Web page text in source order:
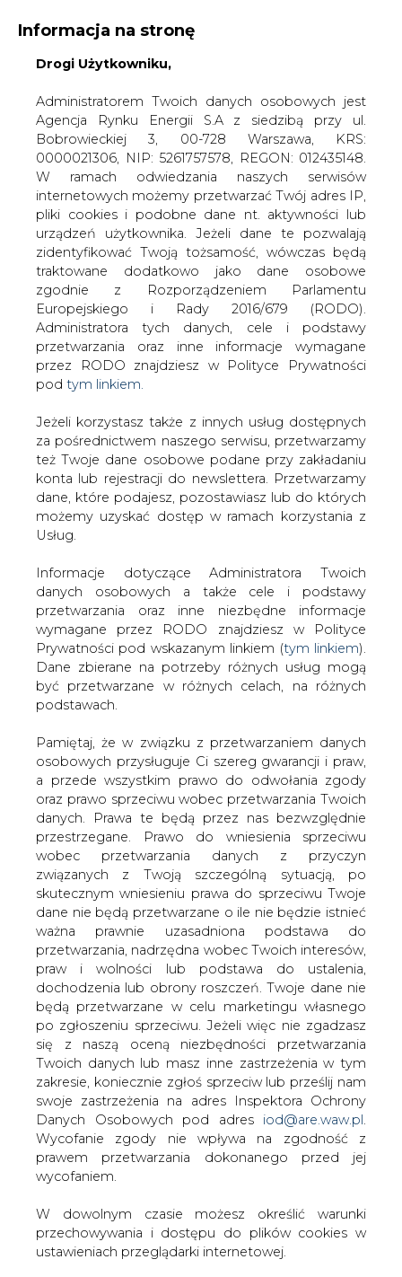
KONTAKT:
WYDAWCA PORTALU:
WYSOKI KONTRAST WIELKOŚĆ TEKSTU A A
ZALOGUJ SIĘ
WŁĄCZ CIRE.TV
Informacja na stronę
Drogi Użytkowniku,
Administratorem Twoich danych osobowych jest
Agencja Rynku Energii S.A z siedzibą przy ul.
Bobrowieckiej 3, 00-728 Warszawa, KRS:
0000021306, NIP: 5261757578, REGON: 012435148.
W ramach odwiedzania naszych serwisów
internetowych możemy przetwarzać Twój adres IP,
pliki cookies i podobne dane nt. aktywności lub
urządzeń użytkownika. Jeżeli dane te pozwalają
zidentyfikować Twoją tożsamość, wówczas będą
traktowane dodatkowo jako dane osobowe
zgodnie z Rozporządzeniem Parlamentu
Europejskiego i Rady 2016/679 (RODO).
Administratora tych danych, cele i podstawy
przetwarzania oraz inne informacje wymagane
przez RODO znajdziesz w Polityce Prywatności
pod tym linkiem.
Jeżeli korzystasz także z innych usług dostępnych
za pośrednictwem naszego serwisu, przetwarzamy
też Twoje dane osobowe podane przy zakładaniu
konta lub rejestracji do newslettera. Przetwarzamy
dane, które podajesz, pozostawiasz lub do których
możemy uzyskać dostęp w ramach korzystania z
Usług.
Informacje dotyczące Administratora Twoich
danych osobowych a także cele i podstawy
przetwarzania oraz inne niezbędne informacje
wymagane przez RODO znajdziesz w Polityce
Prywatności pod wskazanym linkiem (tym linkiem).
Dane zbierane na potrzeby różnych usług mogą
być przetwarzane w różnych celach, na różnych
podstawach.
Pamiętaj, że w związku z przetwarzaniem danych
osobowych przysługuje Ci szereg gwarancji i praw,
a przede wszystkim prawo do odwołania zgody
oraz prawo sprzeciwu wobec przetwarzania Twoich
danych. Prawa te będą przez nas bezwzględnie
przestrzegane. Prawo do wniesienia sprzeciwu
wobec przetwarzania danych z przyczyn
związanych z Twoją szczególną sytuacją, po
skutecznym wniesieniu prawa do sprzeciwu Twoje
dane nie będą przetwarzane o ile nie będzie istnieć
ważna prawnie uzasadniona podstawa do
przetwarzania, nadrzędna wobec Twoich interesów,
praw i wolności lub podstawa do ustalenia,
dochodzenia lub obrony roszczeń. Twoje dane nie
będą przetwarzane w celu marketingu własnego
po zgłoszeniu sprzeciwu. Jeżeli więc nie zgadzasz
się z naszą oceną niezbędności przetwarzania
Twoich danych lub masz inne zastrzeżenia w tym
zakresie, koniecznie zgłoś sprzeciw lub prześlij nam
swoje zastrzeżenia na adres Inspektora Ochrony
Danych Osobowych pod adres iod@are.waw.pl.
Wycofanie zgody nie wpływa na zgodność z
prawem przetwarzania dokonanego przed jej
wycofaniem.
W dowolnym czasie możesz określić warunki
przechowywania i dostępu do plików cookies w
ustawieniach przeglądarki internetowej.
Strona główna ZIELONA GOSPODARKA /
Polenergia
podpisała umowę z Orange Energia
Redakcja
drukuj
skomentuj
udostępnij
Polenergia podpisała umowę z
Orange Energia
Kontrakt z największą polską prywatną
grupą energetyczną zapewni klientom
spółki możliwość zakupu energii z
odnawialnych źródeł. Umowa z
Polenergią obejmuje stałe dostawy
energii na lata 2024 i 2025. Odbiorcami
usługi będą zarówno indywidualni, jak i
biznesowi klienci Orange Energia
Czysta energia, która trafi do klientów Orange Energia,
Farmie Wiatrowej Krzęcin, które należą do Grupy
Polenergia. FW Puck składa się z 11 turbin wiatrowych o
łącznej mocy 22 MW. FW Krzęcin to 4 turbiny o łącznej